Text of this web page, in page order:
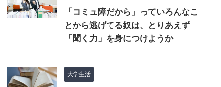
「コミュ障だから」っていろんなこ
とから逃げてる奴は、とりあえず
「聞く力」を身につけようか
大学生活